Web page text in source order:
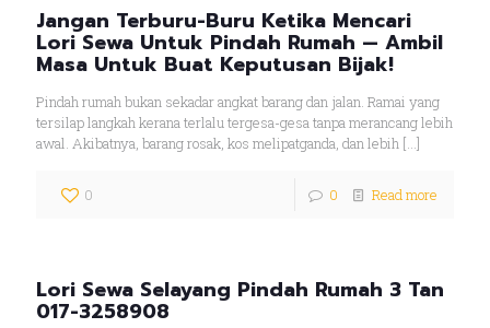
Jangan Terburu-Buru Ketika Mencari
Lori Sewa Untuk Pindah Rumah — Ambil
Masa Untuk Buat Keputusan Bijak!
Pindah rumah bukan sekadar angkat barang dan jalan. Ramai yang
tersilap langkah kerana terlalu tergesa-gesa tanpa merancang lebih
awal. Akibatnya, barang rosak, kos melipatganda, dan lebih […]
0 0 Read more
Lori Sewa Selayang Pindah Rumah 3 Tan
017-3258908